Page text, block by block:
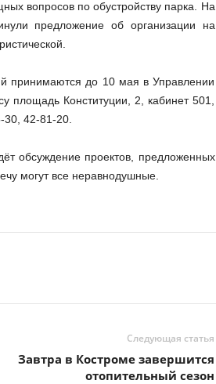
вопросов по обустройству парка. На
предложение об организации на
принимаются до 10 мая в Управлении
площадь Конституции, 2, кабинет 501,
42-81-20.
обсуждение проектов, предложенных
могут все неравнодушные.
Следующая статья
Завтра в Костроме завершится
отопительный сезон